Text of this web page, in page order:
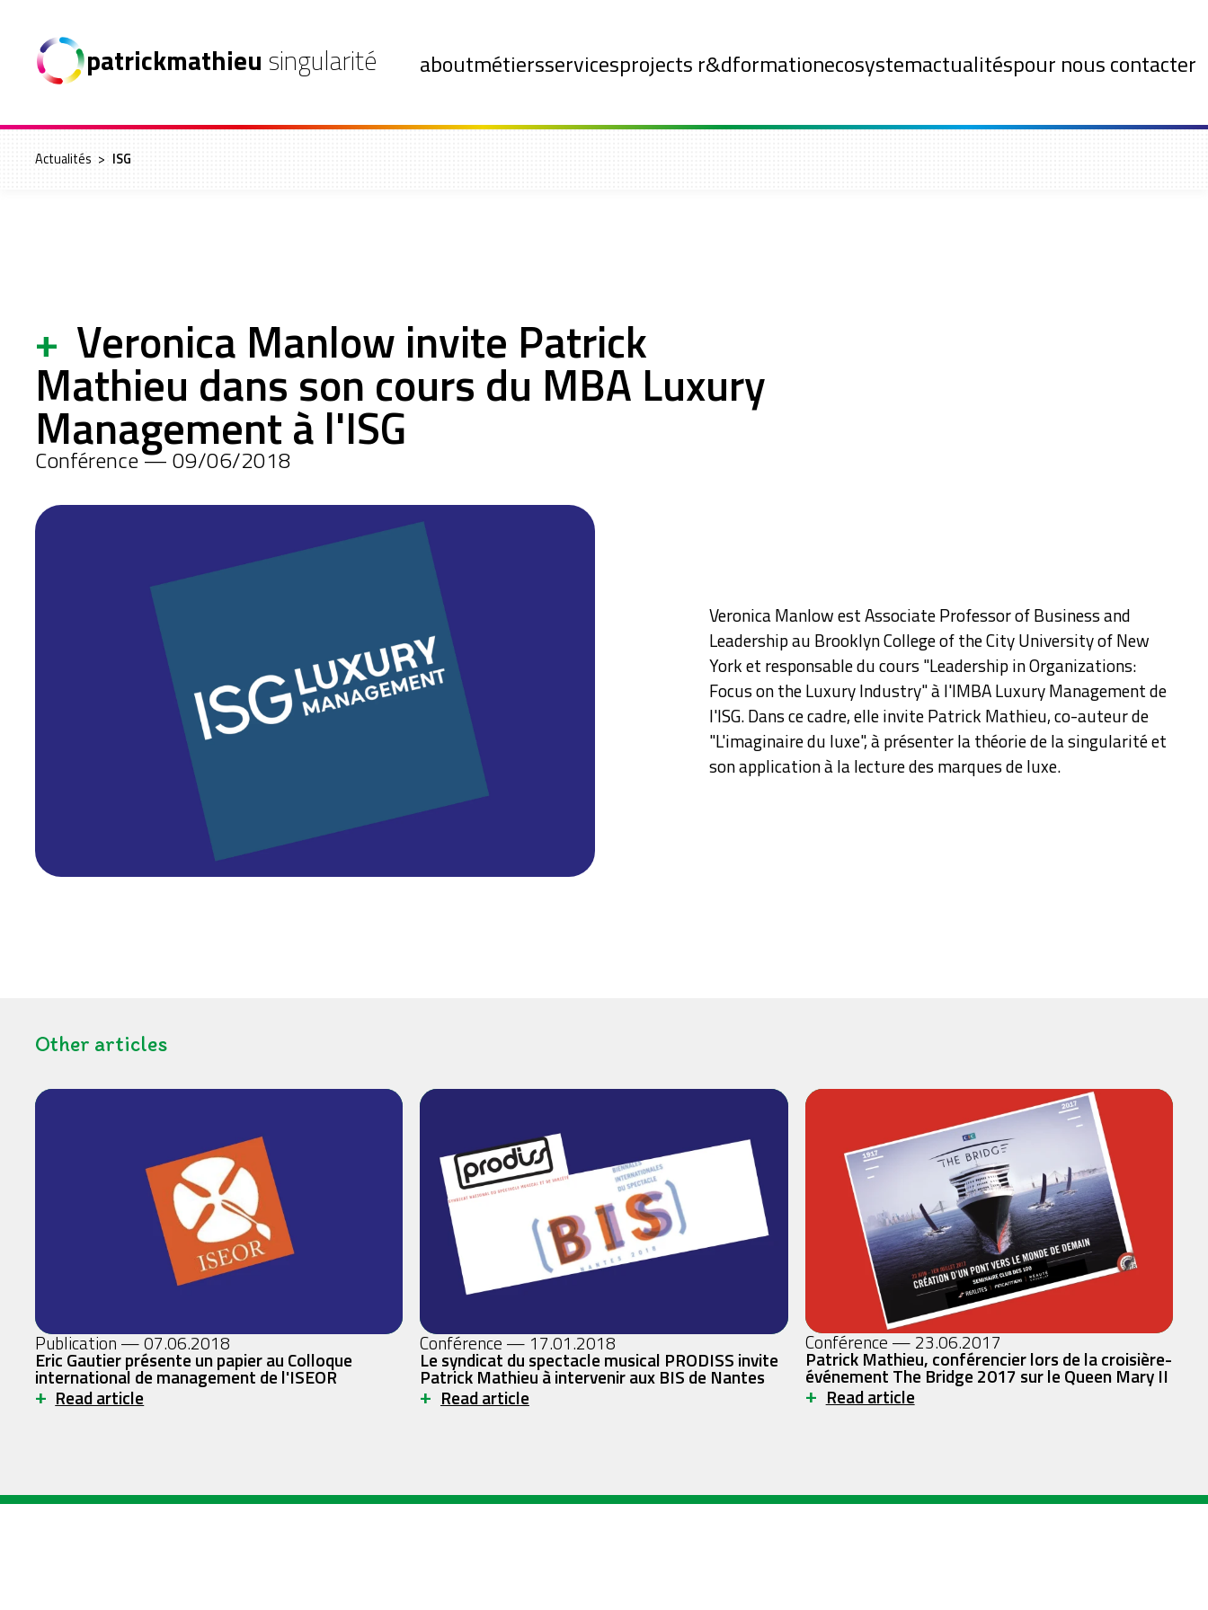
patrickmathieu singularité aboutmétiersservicesprojects r&dformationecosystemactualitéspour nous contacter
Actualités > ISG
+ Veronica Manlow invite Patrick
Mathieu dans son cours du MBA Luxury
Management à l'ISG
Conférence — 09/06/2018
Veronica Manlow est Associate Professor of Business and
Leadership au Brooklyn College of the City University of New
York et responsable du cours "Leadership in Organizations:
Focus on the Luxury Industry" à l'IMBA Luxury Management de
l'ISG. Dans ce cadre, elle invite Patrick Mathieu, co-auteur de
"L'imaginaire du luxe", à présenter la théorie de la singularité et
son application à la lecture des marques de luxe.
Other articles
Publication — 07.06.2018
Eric Gautier présente un papier au Colloque
international de management de l'ISEOR
+ Read article
Conférence — 17.01.2018
Le syndicat du spectacle musical PRODISS invite
Patrick Mathieu à intervenir aux BIS de Nantes
+ Read article
Conférence — 23.06.2017
Patrick Mathieu, conférencier lors de la croisière-
événement The Bridge 2017 sur le Queen Mary II
+ Read article